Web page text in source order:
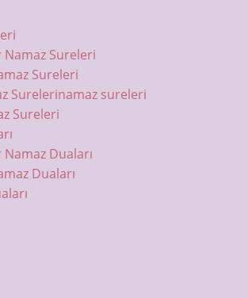
Sureleri
Sureleri
Surelerinamaz sureleri
Sureleri
Duaları
Duaları